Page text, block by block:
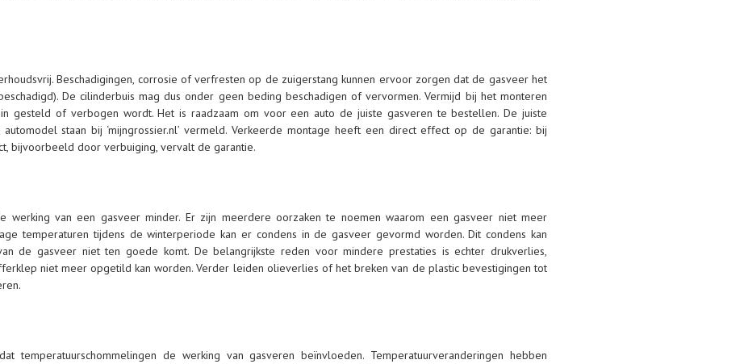
Beschadigingen, corrosie of verfresten op de zuigerstang kunnen ervoor zorgen dat de gasveer het
De cilinderbuis mag dus onder geen beding beschadigen of vervormen. Vermijd bij het monteren
gesteld of verbogen wordt. Het is raadzaam om voor een auto de juiste gasveren te bestellen. De juiste
staan bij ‘mijngrossier.nl’ vermeld. Verkeerde montage heeft een direct effect op de garantie: bij
bijvoorbeeld door verbuiging, vervalt de garantie.
werking van een gasveer minder. Er zijn meerdere oorzaken te noemen waarom een gasveer niet meer
temperaturen tijdens de winterperiode kan er condens in de gasveer gevormd worden. Dit condens kan
de gasveer niet ten goede komt. De belangrijkste reden voor mindere prestaties is echter drukverlies,
niet meer opgetild kan worden. Verder leiden olieverlies of het breken van de plastic bevestigingen tot
temperatuurschommelingen de werking van gasveren beïnvloeden. Temperatuurveranderingen hebben